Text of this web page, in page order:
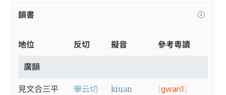
韻書
地位 反切 擬音 參考粵讀
廣韻
見文合三平
舉云切 kiuən [gwan1]